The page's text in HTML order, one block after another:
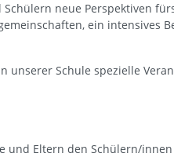
neue Perspektiven
ein intensives
unserer Schule spezielle
und Eltern den Schülern/